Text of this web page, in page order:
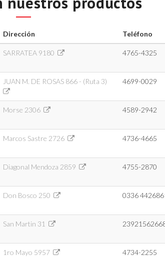
Dirección Teléfono
SARRATEA 9180 4765-4325
JUAN M. DE ROSAS 866 - (Ruta 3) 4699-0029
Morse 2306 4589-2942
Marcos Sastre 2726 4736-4665
Diagonal Mendoza 2859 4755-2870
Don Bosco 250 0336
San Martin 31
1ro Mayo 5957 4734-2255